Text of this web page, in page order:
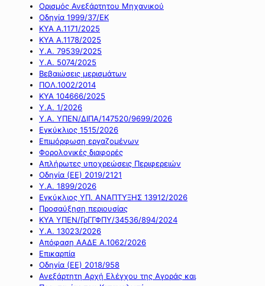
Ορισμός Ανεξάρτητου Μηχανικού
Οδηγία 1999/37/ΕΚ
ΚΥΑ Α.1171/2025
ΚΥΑ Α.1178/2025
Υ.Α. 79539/2025
Υ.Α. 5074/2025
Βεβαιώσεις μερισμάτων
ΠΟΛ.1002/2014
ΚΥΑ 104666/2025
Υ.Α. 1/2026
Υ.Α. ΥΠΕΝ/ΔΙΠΑ/147520/9699/2026
Εγκύκλιος 1515/2026
Επιμόρφωση εργαζομένων
Φορολογικές διαφορές
Απλήρωτες υποχρεώσεις Περιφερειών
Οδηγία (ΕΕ) 2019/2121
Υ.Α. 1899/2026
Εγκύκλιος ΥΠ. ΑΝΑΠΤΥΞΗΣ 13912/2026
Προσαύξηση περιουσίας
ΚΥΑ ΥΠΕΝ/ΓρΓΓΦΠΥ/34536/894/2024
Υ.Α. 13023/2026
Απόφαση ΑΑΔΕ Α.1062/2026
Επικαρπία
Οδηγία (ΕΕ) 2018/958
Ανεξάρτητη Αρχή Ελέγχου της Αγοράς και